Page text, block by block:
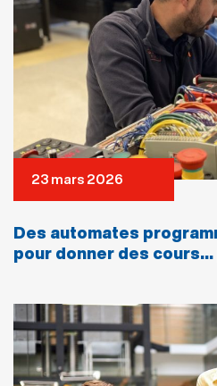
23 mars 2026
Des automates
pour donner des